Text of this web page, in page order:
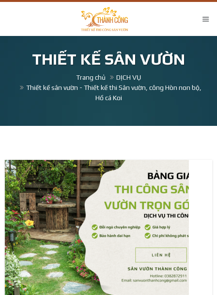
THIẾT KẾ SÂN VƯỜN
Trang chủ
DỊCH VỤ
Thiết kế sân vườn - Thiết kế thi Sân vườn, công Hòn non bộ,
Hồ cá Koi